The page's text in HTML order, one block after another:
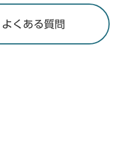
よくある質問